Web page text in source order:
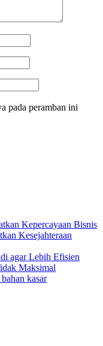
pada peramban ini
Kepercayaan Bisnis
Kesejahteraan
agar Lebih Efisien
Maksimal
kasar